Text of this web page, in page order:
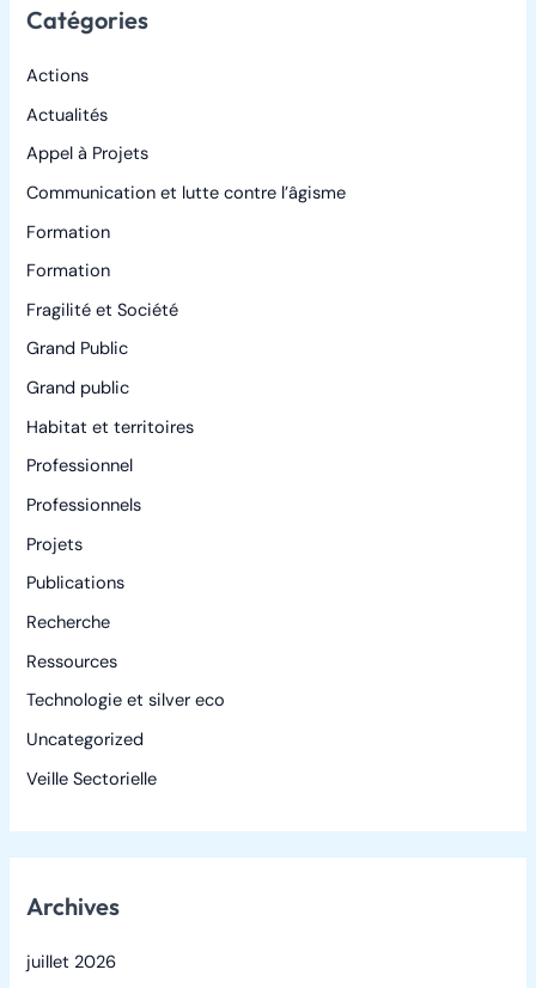
Catégories
Actions
Actualités
Appel à Projets
Communication et lutte contre l’âgisme
Formation
Formation
Fragilité et Société
Grand Public
Grand public
Habitat et territoires
Professionnel
Professionnels
Projets
Publications
Recherche
Ressources
Technologie et silver eco
Uncategorized
Veille Sectorielle
Archives
juillet 2026